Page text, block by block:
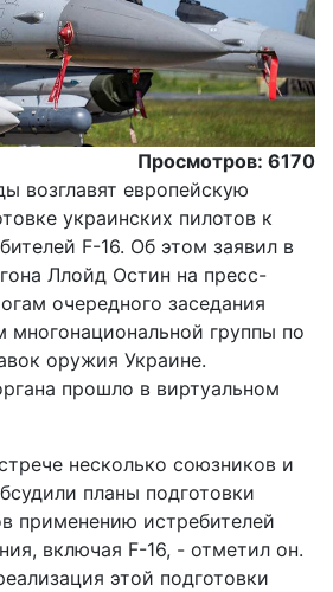
Просмотров: 6170
возглавят европейскую
украинских пилотов к
F-16. Об этом заявил в
Ллойд Остин на пресс-
очередного заседания
многонациональной группы по
оружия Украине.
прошло в виртуальном
несколько союзников и
планы подготовки
применению истребителей
включая F-16, - отметил он.
этой подготовки